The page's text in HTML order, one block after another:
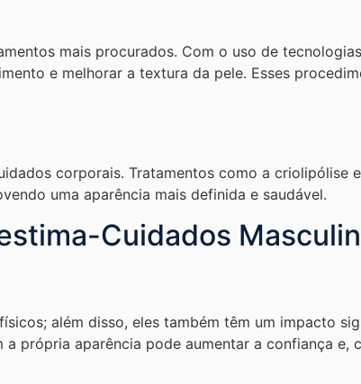
mais procurados. Com o uso de
e melhorar a textura da pele. Esses
corporais. Tratamentos como a criolipólise
uma aparência mais definida e saudável.
Cuidados
além disso, eles também têm um impacto
própria aparência pode aumentar a confiança e,